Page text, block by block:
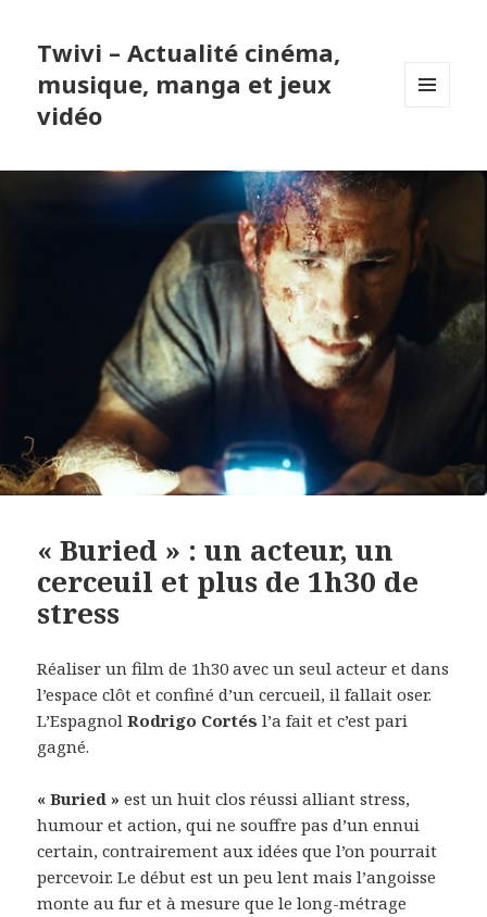
Twivi – Actualité cinéma,
musique, manga et jeux
vidéo
« Buried » : un acteur, un
cerceuil et plus de 1h30 de
stress
Réaliser un film de 1h30 avec un seul acteur et dans
l’espace clôt et confiné d’un cercueil, il fallait oser.
L’EspagnolRodrigo Cortés l’a fait et c’est pari
gagné.
« Buried » est un huit clos réussi alliant stress,
humour et action, qui ne souffre pas d’un ennui
certain, contrairement aux idées que l’on pourrait
percevoir. Le début est un peu lent mais l’angoisse
monte au fur et à mesure que le long-métrage